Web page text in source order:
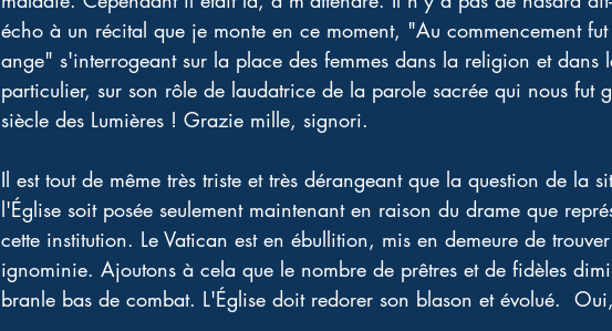
écho à un récital que je monte en ce moment, "Au commencement
ange" s'interrogeant sur la place des femmes dans la religion et dans
particulier, sur son rôle de laudatrice de la parole sacrée qui nous fut
siècle des Lumières ! Grazie mille, signori.
Il est tout de même très triste et très dérangeant que la question de la
l'Église soit posée seulement maintenant en raison du drame que
cette institution. Le Vatican est en ébullition, mis en demeure de
ignominie. Ajoutons à cela que le nombre de prêtres et de fidèles
branle bas de combat. L'Église doit redorer son blason et évolué.